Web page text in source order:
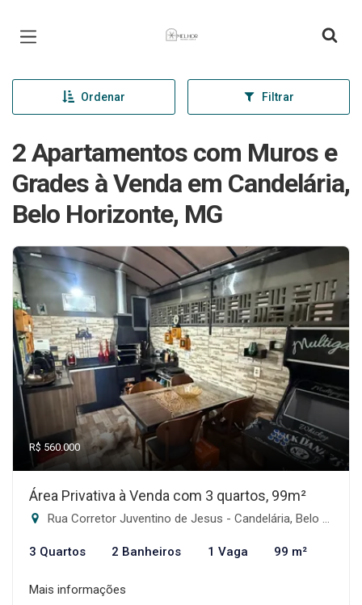
Página inicial
Ordenar Filtrar
2 Apartamentos com Muros e
Grades à Venda em Candelária,
Belo Horizonte, MG
R$ 560.000
Área Privativa à Venda com 3 quartos, 99m²
Rua Corretor Juventino de Jesus - Candelária, Belo Horizonte-MG
3 Quartos 2 Banheiros 1 Vaga 99 m²
Mais informações